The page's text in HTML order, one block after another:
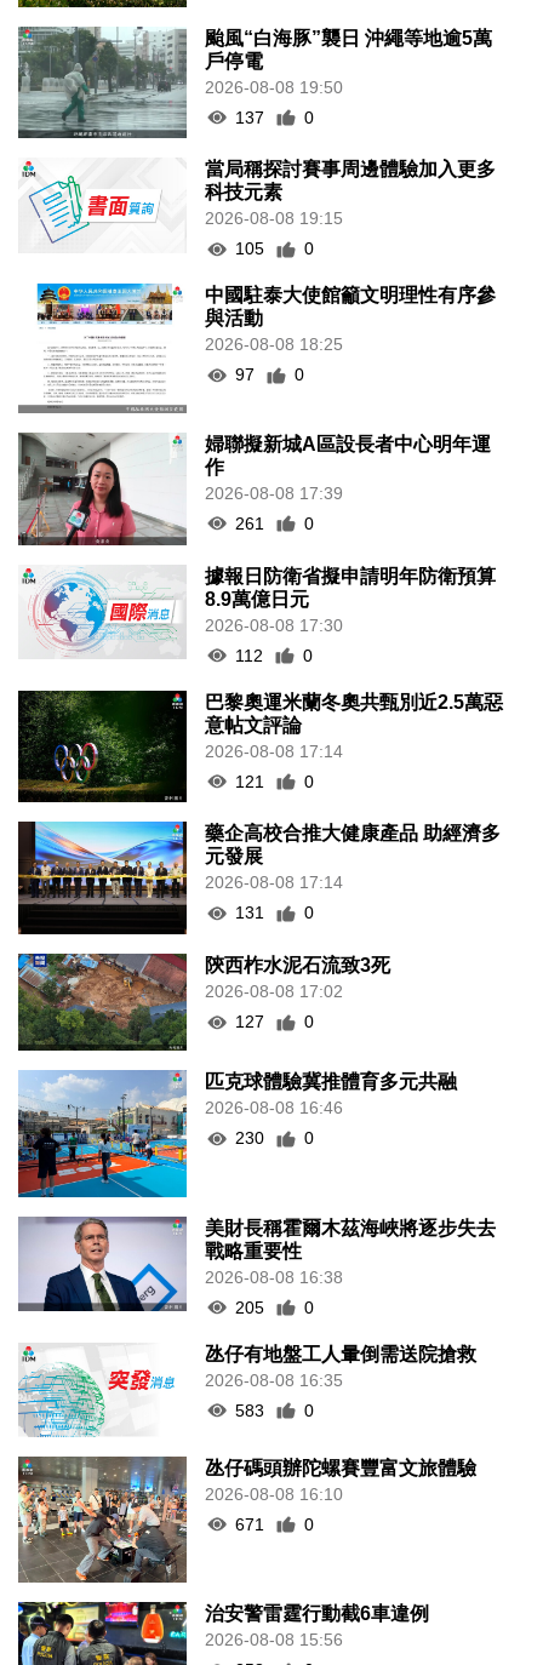
颱風“白海豚”襲日 沖繩等地逾5萬
戶停電
2026-08-08 19:50
137
0
當局稱探討賽事周邊體驗加入更多
科技元素
2026-08-08 19:15
105
0
中國駐泰大使館籲文明理性有序參
與活動
2026-08-08 18:25
97
0
婦聯擬新城A區設長者中心明年運
作
2026-08-08 17:39
261
0
據報日防衛省擬申請明年防衛預算
8.9萬億日元
2026-08-08 17:30
112
0
巴黎奧運米蘭冬奧共甄別近2.5萬惡
意帖文評論
2026-08-08 17:14
121
0
藥企高校合推大健康產品 助經濟多
元發展
2026-08-08 17:14
131
0
陝西柞水泥石流致3死
2026-08-08 17:02
127
0
匹克球體驗冀推體育多元共融
2026-08-08 16:46
230
0
美財長稱霍爾木茲海峽將逐步失去
戰略重要性
2026-08-08 16:38
205
0
氹仔有地盤工人暈倒需送院搶救
2026-08-08 16:35
583
0
氹仔碼頭辦陀螺賽豐富文旅體驗
2026-08-08 16:10
671
0
治安警雷霆行動截6車違例
2026-08-08 15:56